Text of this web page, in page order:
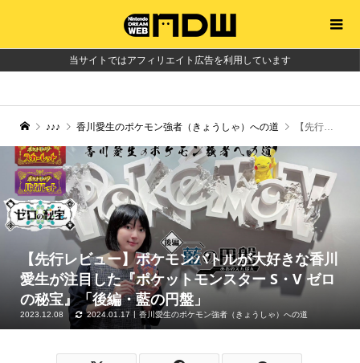
当サイトではアフィリエイト広告を利用しています
♪♪♪ 香川愛生のポケモン強者（きょうしゃ）への道 【先行レビュー】ポケモンバトルが大好きな香川愛生が注目した『ポケットモンスター S・V ゼロの秘宝』「後編・藍の円盤」
【先行レビュー】ポケモンバトルが大好きな香川
愛生が注目した『ポケットモンスター S・V ゼロ
の秘宝』「後編・藍の円盤」
2023.12.08 2024.01.17 香川愛生のポケモン強者（きょうしゃ）への道